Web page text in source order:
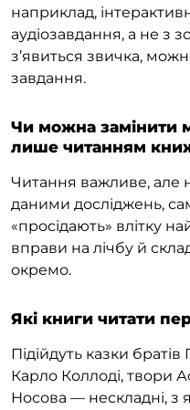
наприклад,
аудіозавдання, а не з
з’явиться звичка,
завдання.
Чи можна замінити
лише читанням
Читання важливе, але
даними досліджень,
«просідають» влітку
вправи на лічбу й
окремо.
Які книги читати
Підійдуть казки
Карло Коллоді, твори
Носова — нескладні, з